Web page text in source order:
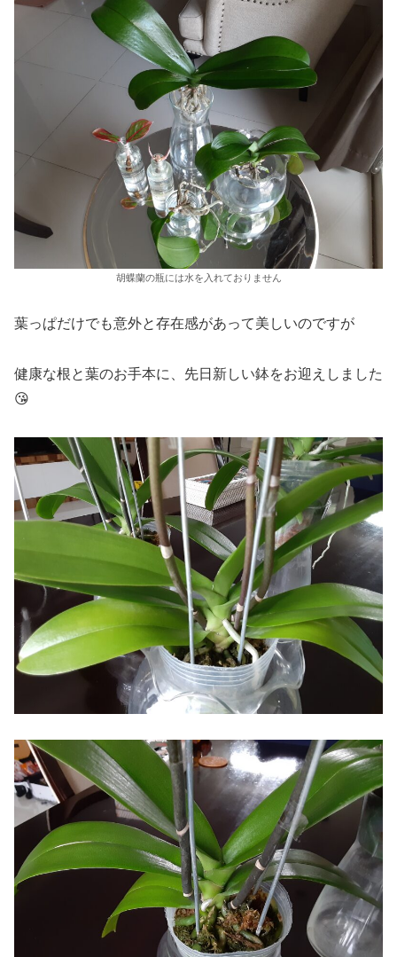
胡蝶蘭の瓶には水を入れておりません
葉っぱだけでも意外と存在感があって美しいのですが
健康な根と葉のお手本に、先日新しい鉢をお迎えしました
😘